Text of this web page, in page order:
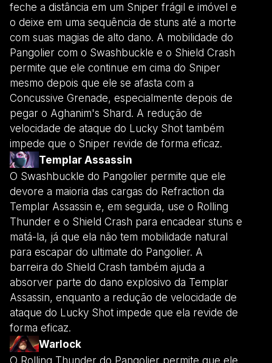
feche a distância em um Sniper frágil e imóvel e
o deixe em uma sequência de stuns até a morte
com suas magias de alto dano. A mobilidade do
Pangolier com o Swashbuckle e o Shield Crash
permite que ele continue em cima do Sniper
mesmo depois que ele se afasta com a
Concussive Grenade, especialmente depois de
pegar o Aghanim's Shard. A redução de
velocidade de ataque do Lucky Shot também
impede que o Sniper revide de forma eficaz.
Templar Assassin
O Swashbuckle do Pangolier permite que ele
devore a maioria das cargas do Refraction da
Templar Assassin e, em seguida, use o Rolling
Thunder e o Shield Crash para encadear stuns e
matá-la, já que ela não tem mobilidade natural
para escapar do ultimate do Pangolier. A
barreira do Shield Crash também ajuda a
absorver parte do dano explosivo da Templar
Assassin, enquanto a redução de velocidade de
ataque do Lucky Shot impede que ela revide de
forma eficaz.
Warlock
O Rolling Thunder do Pangolier permite que ele